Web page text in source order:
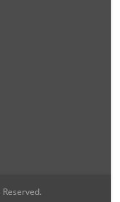
Reserved.